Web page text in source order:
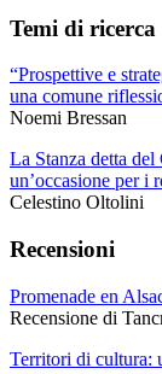
Temi di ricerca
“Prospettive e
una comune
Noemi Bressan
La Stanza detta del
un’occasione per i
Celestino Oltolini
Recensioni
Promenade en
Recensione di
Territori di cultura: